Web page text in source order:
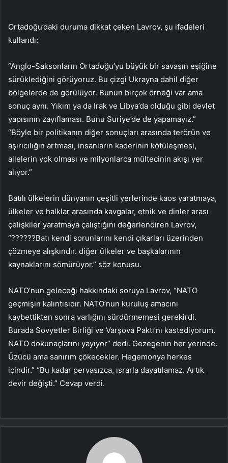
Ortadoğu’daki duruma dikkat çeken Lavrov, şu ifadeleri
kullandı:
“Anglo-Saksonların Ortadoğu’yu büyük bir savaşın eşiğine
sürüklediğini görüyoruz. Bu çizgi Ukrayna dahil diğer
bölgelerde de görülüyor. Bunun birçok örneği var ama
sonuç aynı. Yıkım ya da Irak ve Libya’da olduğu gibi devlet
yapısının zayıflaması. Bunu Suriye’de de yapamayız.”
“Böyle bir politikanın diğer sonuçları arasında terörün ve
aşırıcılığın artması, insanların kaderinin kötüleşmesi,
ailelerin yok olması ve milyonlarca mültecinin akışı yer
alıyor.”
Batılı ülkelerin dünyanın çeşitli yerlerinde kaos yaratmaya,
ülkeler ve halklar arasında kavgalar, etnik ve dinler arası
çelişkiler yaratmaya çalıştığını değerlendiren Lavrov,
“??????Batı kendi sorunlarını kendi çıkarları üzerinden
çözmeye alışkındır. diğer ülkeler ve başkalarının
kaynaklarını sömürüyor.” söz konusu.
NATO’nun geleceği hakkındaki soruya Lavrov, “NATO
geçmişin kalıntısıdır. NATO’nun kuruluş amacını
kaybettikten sonra varlığını sürdürmemesi gerekirdi.
Burada Sovyetler Birliği ve Varşova Paktı’nı kastediyorum.
NATO dokunaçlarını yayıyor” dedi. Gezegenin her yerinde.
Üzücü ama sanırım çökecekler. Hegemonya herkes
içindir.” “Bu kadar pervasızca, ısrarla dayatılamaz. Artık
devir değişti.” Cevap verdi.